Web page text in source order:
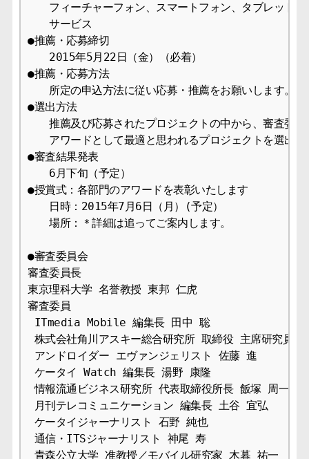
フィーチャーフォン、スマートフォン、タブレット端
サービス
●推薦・応募締切
2015年5月22日（金）（必着）
●推薦・応募方法
所定の申込方法に従い応募・推薦をお願いします。
●選出方法
推薦及び応募されたプロジェクトの中から、審査委員
アワードとして最適と思われるプロジェクトを選出す
●審査結果発表
6月下旬（予定）
●授賞式：各部門のアワードを表彰いたします
日時：2015年7月6日（月）(予定）
場所：＊詳細は追ってご案内します。
●審査委員会
審査委員長
東京理科大学 名誉教授 東邦 仁虎
審査委員
ITmedia Mobile 編集長 田中 聡
株式会社角川アスキー総合研究所 取締役 主席研究員
アンドロイダー エヴァンジェリスト 佐藤 進
ケータイ Watch 編集長 湯野 康隆
情報流通ビジネス研究所 代表取締役所長 飯塚 周一
月刊テレコミュニケーション 編集長 土谷 宜弘
ケータイジャーナリスト 石野 純也
通信・ITSジャーナリスト 神尾 寿
青森公立大学 准教授／モバイル研究家 木暮 祐一